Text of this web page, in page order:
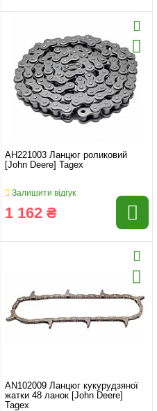
AH221003 Ланцюг роликовий
[John Deere] Tagex
Залишити відгук
1 162 ₴
AN102009 Ланцюг кукурудзяної
жатки 48 ланок [John Deere]
Tagex